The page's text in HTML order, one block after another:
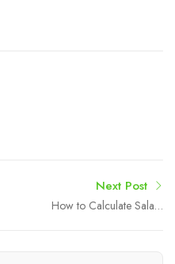
Next Post
How to Calculate Salary